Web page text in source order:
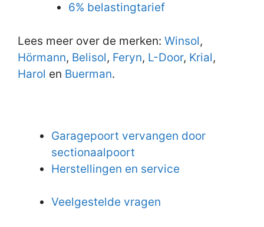
6% belastingtarief
Lees meer over de merken: Winsol,
Hörmann, Belisol, Feryn, L-Door, Krial,
Harol en Buerman.
Garagepoort vervangen door
sectionaalpoort
Herstellingen en service
Veelgestelde vragen